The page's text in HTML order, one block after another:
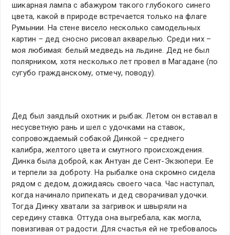
шикарная лампа с абажуром такого глубокого синего
цвета, какой в природе встречается только на флаге
Румынии. На стене висело несколько самодельных
картин – дед сносно рисовал акварелью. Среди них –
моя любимая: белый медведь на льдине. Дед не был
полярником, хотя несколько лет провел в Магадане (по
сугубо гражданскому, отмечу, поводу).
Дед был заядлый охотник и рыбак. Летом он вставал в
несусветную рань и шел с удочками на ставок,
сопровождаемый собакой Динкой – среднего
калибра, желтого цвета и смутного происхождения.
Динка была доброй, как Антуан де Сент-Экзюпери. Ее
и терпели за доброту. На рыбалке она скромно сидела
рядом с дедом, дожидаясь своего часа. Час наступал,
когда начинало припекать и дед сворачивал удочки.
Тогда Динку хватали за загривок и швыряли на
середину ставка. Оттуда она выгребала, как могла,
повизгивая от радости. Для счастья ей не требовалось